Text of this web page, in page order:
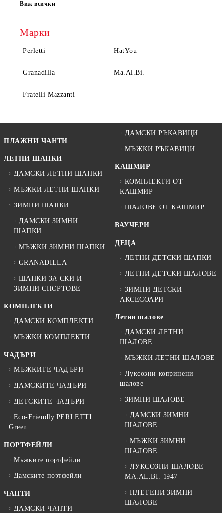
Виж всички
Марки
Perletti HatYou
Granadilla Ma.Al.Bi.
Fratelli Mazzanti
ПЛАЖНИ ЧАНТИ
ЛЕТНИ ШАПКИ
ДАМСКИ ЛЕТНИ ШАПКИ
МЪЖКИ ЛЕТНИ ШАПКИ
ЗИМНИ ШАПКИ
ДАМСКИ ЗИМНИ
ШАПКИ
МЪЖКИ ЗИМНИ ШАПКИ
GRANADILLA
ШАПКИ ЗА СКИ И
ЗИМНИ СПОРТОВЕ
КОМПЛЕКТИ
ДАМСКИ КОМПЛЕКТИ
МЪЖКИ КОМПЛЕКТИ
ЧАДЪРИ
МЪЖКИТЕ ЧАДЪРИ
ДАМСКИТЕ ЧАДЪРИ
ДЕТСКИТЕ ЧАДЪРИ
Eco-Friendly PERLETTI
Green
ПОРТФЕЙЛИ
Мъжките портфейли
Дамските портфейли
ЧАНТИ
ДАМСКИ ЧАНТИ
ДАМСКИ РЪКАВИЦИ
МЪЖКИ РЪКАВИЦИ
КАШМИР
КОМПЛЕКТИ ОТ
КАШМИР
ШАЛОВЕ ОТ КАШМИР
ВАУЧЕРИ
ДЕЦА
ЛЕТНИ ДЕТСКИ ШАПКИ
ЛЕТНИ ДЕТСКИ ШАЛОВЕ
ЗИМНИ ДЕТСКИ
АКСЕСОАРИ
Летни шалове
ДАМСКИ ЛЕТНИ
ШАЛОВЕ
МЪЖКИ ЛЕТНИ ШАЛОВЕ
Луксозни копринени
шалове
ЗИМНИ ШАЛОВЕ
ДАМСКИ ЗИМНИ
ШАЛОВЕ
МЪЖКИ ЗИМНИ
ШАЛОВЕ
ЛУКСОЗНИ ШАЛОВЕ
MA.AL.BI. 1947
ПЛЕТЕНИ ЗИМНИ
ШАЛОВЕ